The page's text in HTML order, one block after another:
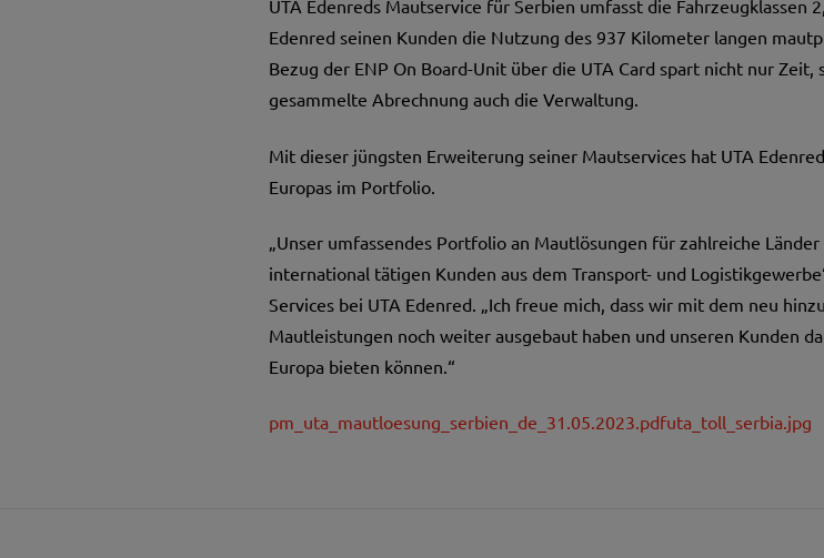
UTA Edenreds Mautservice für Serbien umfasst die Fahrzeugklassen
Edenred seinen Kunden die Nutzung des 937 Kilometer langen
Bezug der ENP On Board-Unit über die UTA Card spart nicht nur
gesammelte Abrechnung auch die Verwaltung.
Mit dieser jüngsten Erweiterung seiner Mautservices hat UTA
Europas im Portfolio.
„Unser umfassendes Portfolio an Mautlösungen für zahlreiche
international tätigen Kunden aus dem Transport- und
Services bei UTA Edenred. „Ich freue mich, dass wir mit dem neu
Mautleistungen noch weiter ausgebaut haben und unseren Kunden
Europa bieten können.“
pm_uta_mautloesung_serbien_de_31.05.2023.pdfuta_toll_serbia.jpg